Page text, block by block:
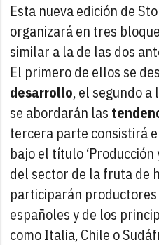
Esta nueva edición de
organizará en tres
similar a la de las dos
El primero de ellos se
desarrollo, el segundo
se abordarán las
tercera parte consistirá
bajo el título
del sector de la fruta de
participarán
españoles y de los
como Italia, Chile o